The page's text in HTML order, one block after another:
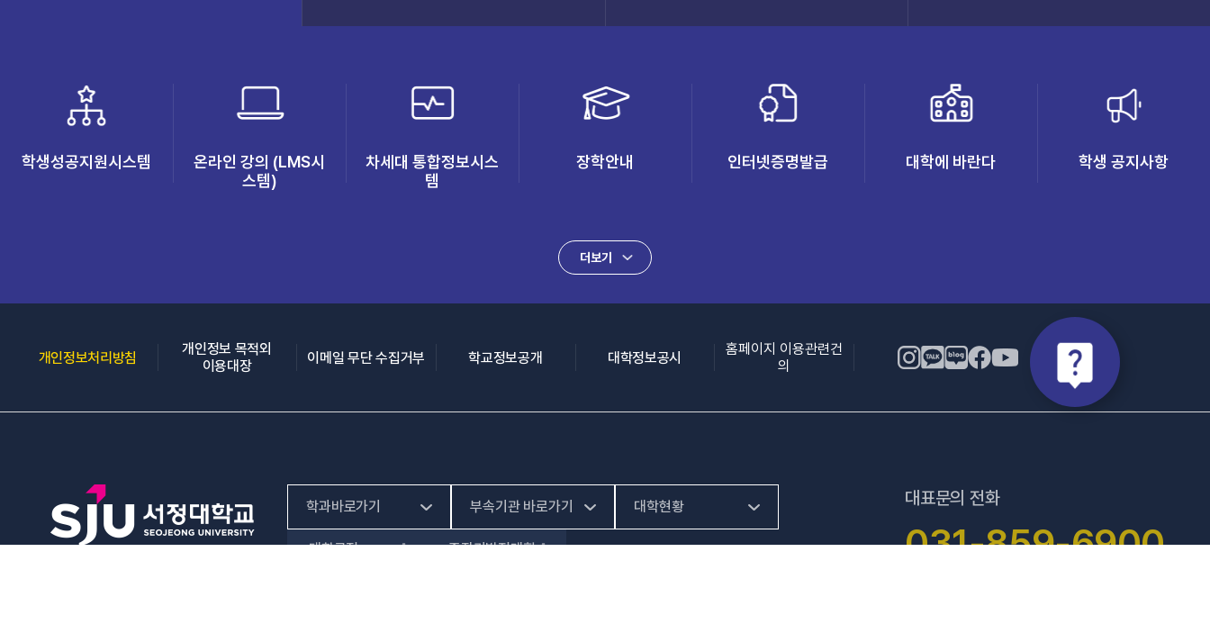
학생성공지원시스템
온라인 강의 (LMS시
스템)
차세대 통합정보시스
템
장학안내 인터넷증명발급 대학에 바란다
학생 공지사항
더보기
개인정보처리방침 (새 창 열림)개인정보 목적외
이용대장(새 창 열림)이메일 무단 수집거부(새 창 열림)학교정보공개(새 창 열림) 대학정보공시 (새 창 열림)홈페이지 이용관련건
의
학과바로가기
인문사회계열
부속기관 바로가기
HiVE센터(새 창 열림)
대학현황
예결산공고
대학규정 중장기발전계획
대표문의 전화
031-859-6900